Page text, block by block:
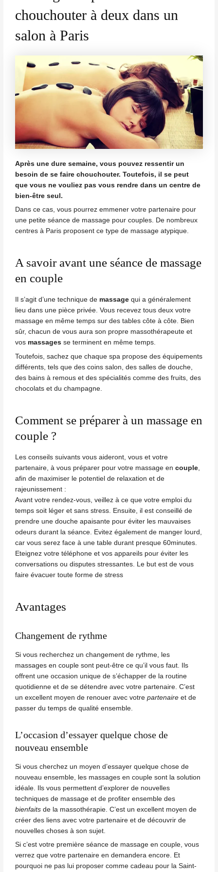
chouchouter à deux dans un
salon à Paris
Après une dure semaine, vous pouvez ressentir un
besoin de se faire chouchouter. Toutefois, il se peut
que vous ne vouliez pas vous rendre dans un centre de
bien-être seul.
Dans ce cas, vous pourrez emmener votre partenaire pour
une petite séance de massage pour couples. De nombreux
centres à Paris proposent ce type de massage atypique.
A savoir avant une séance de massage
en couple
Il s’agit d’une technique de massage qui a généralement
lieu dans une pièce privée. Vous recevez tous deux votre
massage en même temps sur des tables côte à côte. Bien
sûr, chacun de vous aura son propre massothérapeute et
vos massages se terminent en même temps.
Toutefois, sachez que chaque spa propose des équipements
différents, tels que des coins salon, des salles de douche,
des bains à remous et des spécialités comme des fruits, des
chocolats et du champagne.
Comment se préparer à un massage en
couple ?
Les conseils suivants vous aideront, vous et votre
partenaire, à vous préparer pour votre massage encouple,
afin de maximiser le potentiel de relaxation et de
rajeunissement :
Avant votre rendez-vous, veillez à ce que votre emploi du
temps soit léger et sans stress. Ensuite, il est conseillé de
prendre une douche apaisante pour éviter les mauvaises
odeurs durant la séance. Evitez également de manger lourd,
car vous serez face à une table durant presque 60minutes.
Eteignez votre téléphone et vos appareils pour éviter les
conversations ou disputes stressantes. Le but est de vous
faire évacuer toute forme de stress
Avantages
Changement de rythme
Si vous recherchez un changement de rythme, les
massages en couple sont peut-être ce qu’il vous faut. Ils
offrent une occasion unique de s’échapper de la routine
quotidienne et de se détendre avec votre partenaire. C’est
un excellent moyen de renouer avec votrepartenaire et de
passer du temps de qualité ensemble.
L’occasion d’essayer quelque chose de
nouveau ensemble
Si vous cherchez un moyen d’essayer quelque chose de
nouveau ensemble, les massages en couple sont la solution
idéale. Ils vous permettent d’explorer de nouvelles
techniques de massage et de profiter ensemble des
bienfaits de la massothérapie. C’est un excellent moyen de
créer des liens avec votre partenaire et de découvrir de
nouvelles choses à son sujet.
Si c’est votre première séance de massage en couple, vous
verrez que votre partenaire en demandera encore. Et
pourquoi ne pas lui proposer comme cadeau pour la Saint-